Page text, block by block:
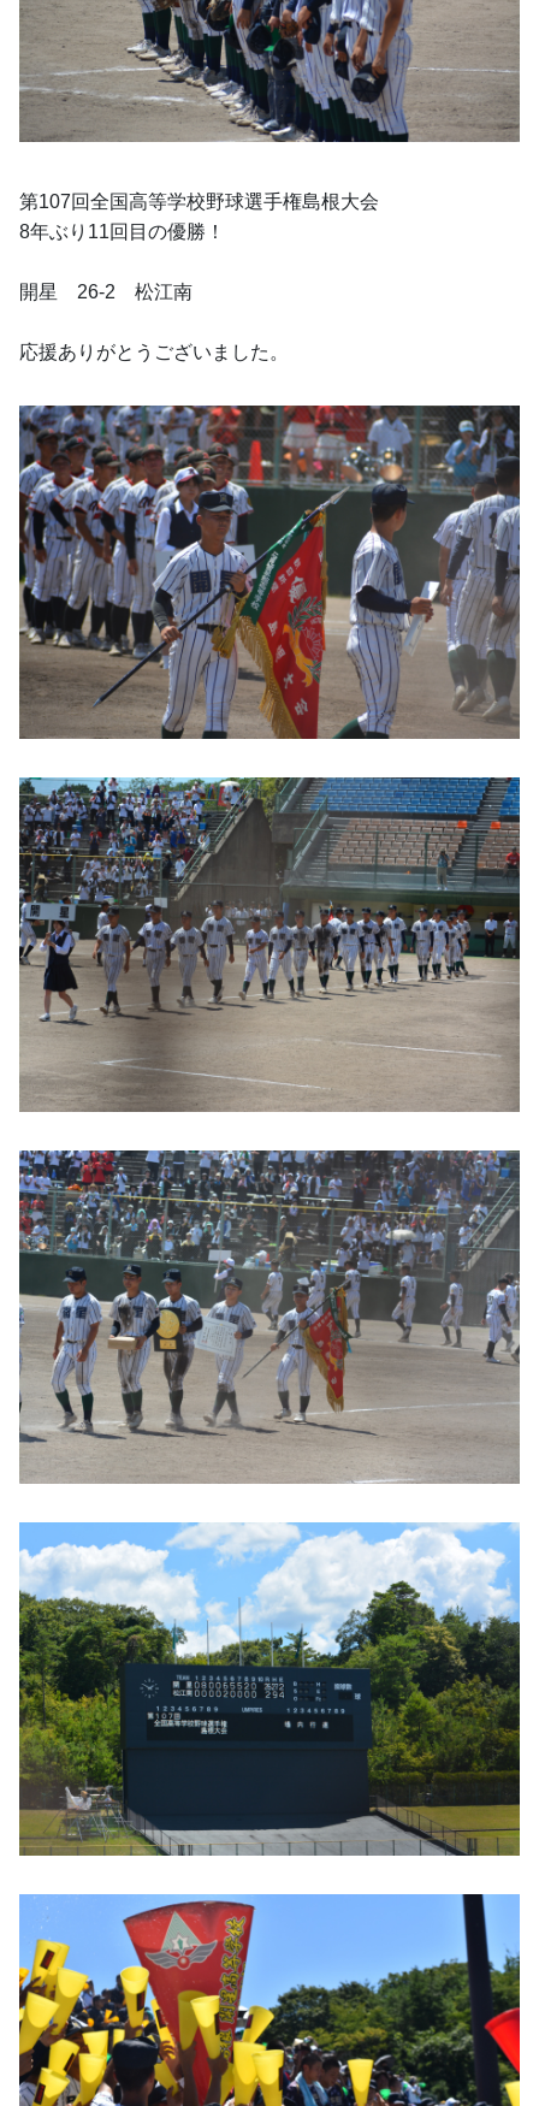
第107回全国高等学校野球選手権島根大会
8年ぶり11回目の優勝！
開星　26-2　松江南
応援ありがとうございました。